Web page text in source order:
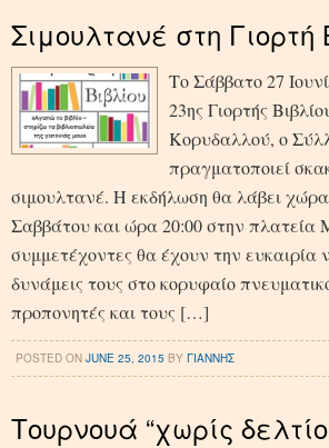
Σιμουλτανέ στη Γιορτή
Το Σάββατο 27
23ης Γιορτής
Κορυδαλλού, ο
πραγματοποιεί
σιμουλτανέ. Η εκδήλωση θα λάβει
Σαββάτου και ώρα 20:00 στην πλατεία
συμμετέχοντες θα έχουν την ευκαιρία
δυνάμεις τους στο κορυφαίο
προπονητές και τους […]
POSTED ONJUNE 25, 2015 BYΓΙΑΝΝΗΣ
Τουρνουά “χωρίς